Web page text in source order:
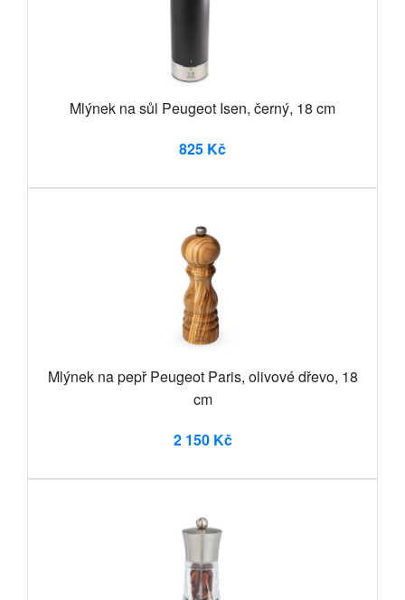
Mlýnek na sůl Peugeot Isen, černý, 18 cm
825 Kč
Mlýnek na pepř Peugeot Paris, olivové dřevo, 18
cm
2 150 Kč